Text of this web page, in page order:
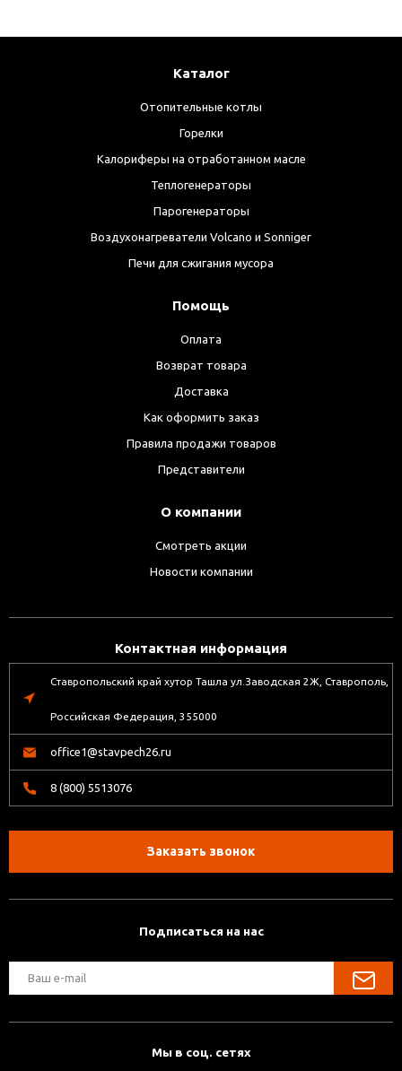
Каталог
Отопительные котлы
Горелки
Калориферы на отработанном масле
Теплогенераторы
Парогенераторы
Воздухонагреватели Volcano и Sonniger
Печи для сжигания мусора
Помощь
Оплата
Возврат товара
Доставка
Как оформить заказ
Правила продажи товаров
Представители
О компании
Смотреть акции
Новости компании
Контактная информация
Ставропольский край хутор Ташла ул.Заводская 2Ж, Ставрополь,
Российская Федерация, 355000
office1@stavpech26.ru
8 (800) 5513076
Заказать звонок
Подписаться на нас
Мы в соц. сетях